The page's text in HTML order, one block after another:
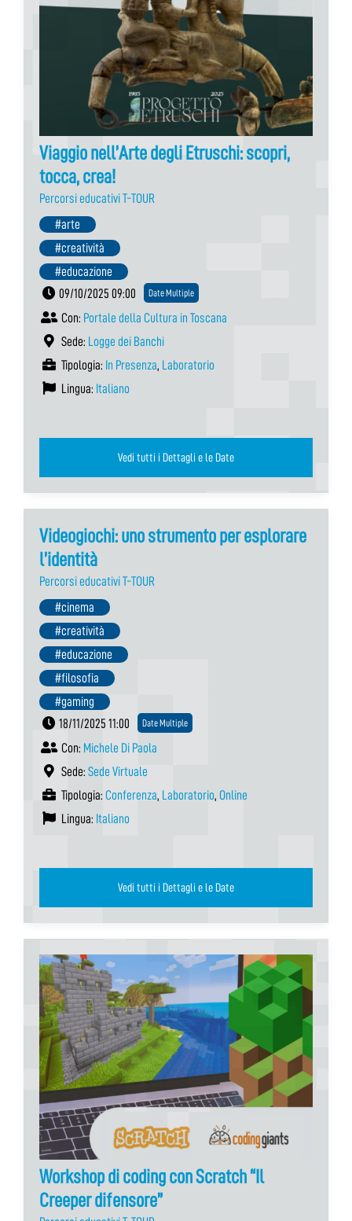
Viaggio nell’Arte degli Etruschi: scopri,
tocca, crea!
Percorsi educativi T-TOUR
#arte
#creatività
#educazione
09/10/2025 09:00
Date Multiple
Con: Portale della Cultura in Toscana
Sede: Logge dei Banchi
Tipologia: In Presenza, Laboratorio
Lingua: Italiano
Vedi tutti i Dettagli e le Date
Videogiochi: uno strumento per esplorare
l’identità
Percorsi educativi T-TOUR
#cinema
#creatività
#educazione
#filosofia
#gaming
18/11/2025 11:00
Date Multiple
Con: Michele Di Paola
Sede: Sede Virtuale
Tipologia: Conferenza, Laboratorio, Online
Lingua: Italiano
Vedi tutti i Dettagli e le Date
Workshop di coding con Scratch “Il
Creeper difensore”